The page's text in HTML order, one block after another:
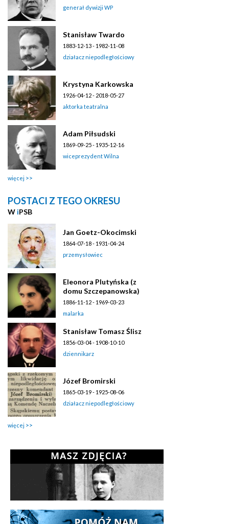
generał dywizji WP
Stanisław Twardo
1883-12-13 - 1982-11-08
działacz niepodległościowy
Krystyna Karkowska
1926-04-12 - 2018-05-27
aktorka teatralna
Adam Piłsudski
1869-09-25 - 1935-12-16
wiceprezydent Wilna
więcej
POSTACI Z TEGO OKRESU
W iPSB
Jan Goetz-Okocimski
1864-07-18 - 1931-04-24
przemysłowiec
Eleonora Plutyńska (z
domu Szczepanowska)
1886-11-12 - 1969-03-23
malarka
Stanisław Tomasz Ślisz
1856-03-04 - 1908-10-10
dziennikarz
Józef Bromirski
1865-03-19 - 1925-08-06
działacz niepodległościowy
więcej